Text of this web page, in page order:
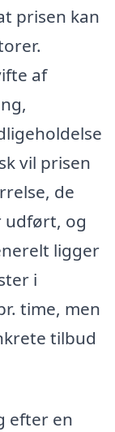
prisen kan
af
vil prisen
de
udført, og
ligger
i
time, men
tilbud
efter en